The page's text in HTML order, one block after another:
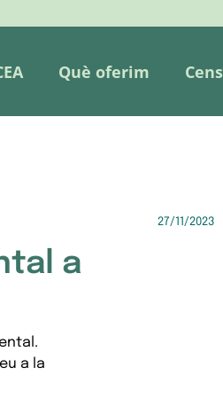
Què oferim Cens
27/11/2023
a
a la